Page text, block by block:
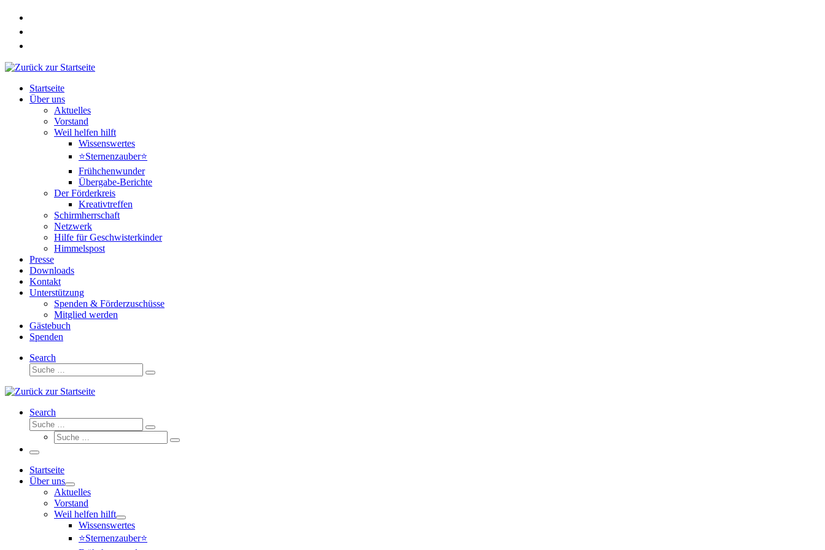
Zum
springen
Startseite
Über uns
Aktuelles
Vorstand
Weil helfen hilft
Wissenswertes
⭐Sternenzauber⭐
Frühchenwunder
Übergabe-Berichte
Der Förderkreis
Kreativtreffen
Schirmherrschaft
Netzwerk
Hilfe für Geschwisterkinder
Himmelspost
Presse
Downloads
Kontakt
Unterstützung
Spenden & Förderzuschüsse
Mitglied werden
Gästebuch
Spenden
Search
Suche
Suche
Search
Suche
Suche
Suche
Suche
Menü
Startseite
Über uns
Aktuelles
Vorstand
Weil helfen hilft
Wissenswertes
⭐Sternenzauber⭐